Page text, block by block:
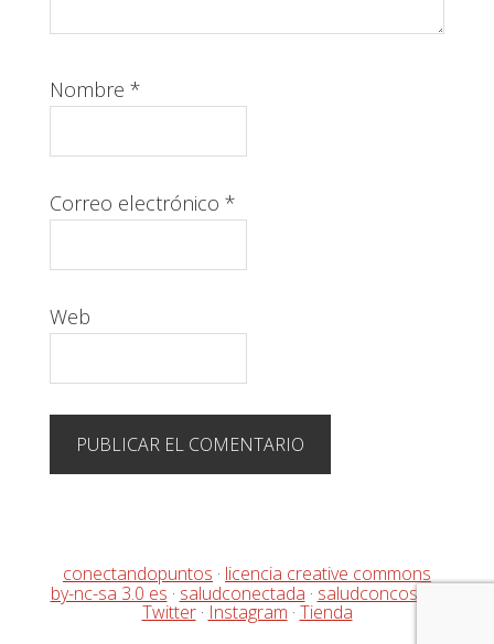
Nombre *
Correo electrónico *
Web
conectandopuntos · licencia creative commons
by-nc-sa 3.0 es · saludconectada · saludconcosas
Twitter· Instagram · Tienda